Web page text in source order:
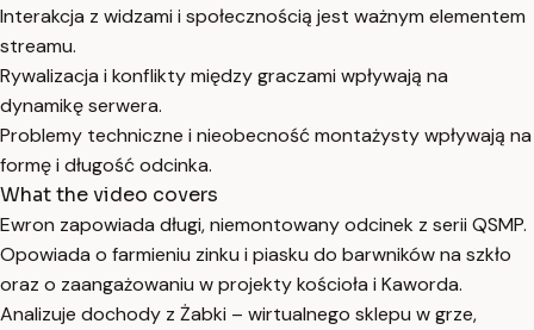
Interakcja z widzami i społecznością jest ważnym elementem
streamu.
Rywalizacja i konflikty między graczami wpływają na
dynamikę serwera.
Problemy techniczne i nieobecność montażysty wpływają na
formę i długość odcinka.
What the video covers
Ewron zapowiada długi, niemontowany odcinek z serii QSMP.
Opowiada o farmieniu zinku i piasku do barwników na szkło
oraz o zaangażowaniu w projekty kościoła i Kaworda.
Analizuje dochody z Żabki – wirtualnego sklepu w grze,